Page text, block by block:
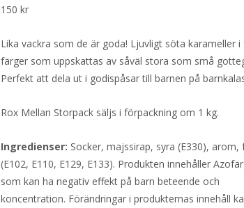
150kr
Lika vackra som de är goda! Ljuvligt söta karameller i
färger som uppskattas av såväl stora som små
Perfekt att dela ut i godispåsar till barnen på
Rox Mellan Storpack säljs i förpackning om 1 kg.
Ingredienser: Socker, majssirap, syra (E330), arom,
(E102, E110, E129, E133). Produkten innehåller
som kan ha negativ effekt på barn beteende och
koncentration. Förändringar i produkternas innehåll